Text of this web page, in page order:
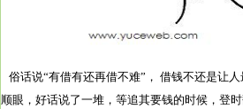
俗话说“有借有还再借不难”， 借钱不还是让
顺眼，好话说了一堆，等追其要钱的时候，登